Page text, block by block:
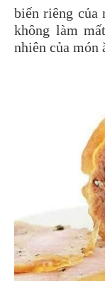
biến riêng của
không làm
nhiên của món